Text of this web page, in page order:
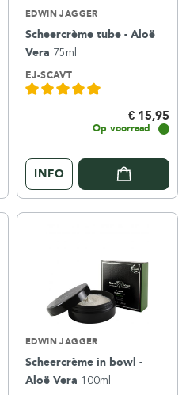
EDWIN JAGGER
Scheercrème tube - Aloë
Vera 75ml
EJ-SCAVT
€ 15,95
Op voorraad
INFO
EDWIN JAGGER
Scheercrème in bowl -
Aloë Vera 100ml